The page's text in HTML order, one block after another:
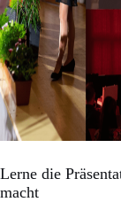
Lerne die
macht